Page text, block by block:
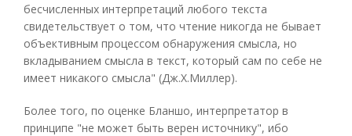
бесчисленных интерпретаций любого текста
свидетельствует о том, что чтение никогда не бывает
объективным процессом обнаружения смысла, но
вкладыванием смысла в текст, который сам по себе не
имеет никакого смысла" (Дж.Х.Миллер).
Более того, по оценке Бланшо, интерпретатор в
принципе "не может быть верен источнику", ибо